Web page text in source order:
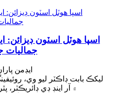
اسپا هوٽل اسٽون ڊيزائن:
جماليات
ايڊمن پاران 26-07-
ليکڪ بابت ڊاڪٽر ليو وي،
۾ آر اينڊ ڊي ڊائريڪٽر،